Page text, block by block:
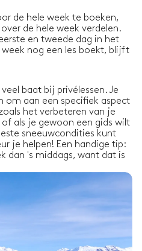
de hele week te boeken,
de hele week verdelen.
en tweede dag in het
nog een les boekt, blijft
baat bij privélessen. Je
om aan een specifiek aspect
het verbeteren van je
als je gewoon een gids wilt
sneeuwcondities kunt
je helpen! Een handige tip:
dan 's middags, want dat is